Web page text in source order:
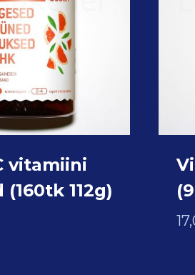
vitamiini
112g)